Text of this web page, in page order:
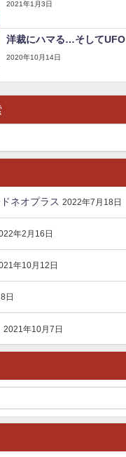
2021年1月3日
洋裁にハマる…そしてUFO
2020年10月14日
ネオプラス 2022年7月18日
年2月16日
年10月12日
日
2021年10月7日